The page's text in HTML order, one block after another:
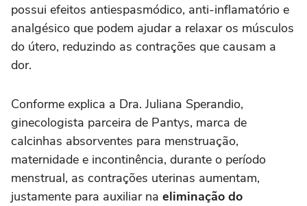
possui efeitos antiespasmódico, anti-inflamatório e
analgésico que podem ajudar a relaxar os músculos
do útero, reduzindo as contrações que causam a
dor.
Conforme explica a Dra. Juliana Sperandio,
ginecologista parceira de Pantys, marca de
calcinhas absorventes para menstruação,
maternidade e incontinência, durante o período
menstrual, as contrações uterinas aumentam,
justamente para auxiliar na eliminação do